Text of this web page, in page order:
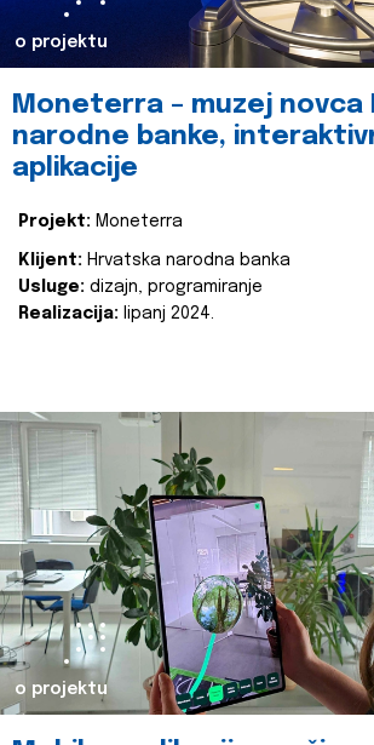
o projektu
Moneterra – muzej novca
narodne banke,
aplikacije
Projekt: Moneterra
Klijent: Hrvatska narodna banka
Usluge: dizajn, programiranje
Realizacija: lipanj 2024.
o projektu